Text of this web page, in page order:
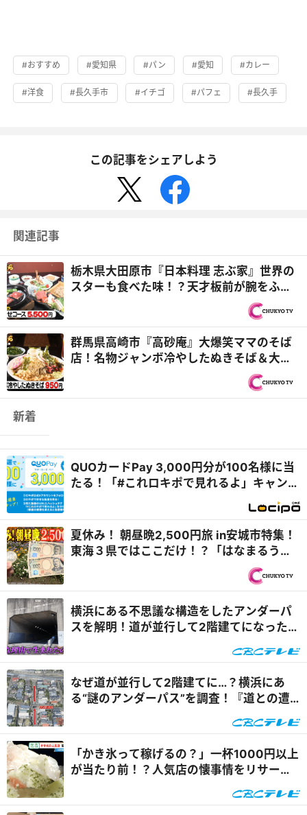
#おすすめ #愛知県 #パン #愛知 #カレー
#洋食 #長久手市 #イチゴ #パフェ #長久手
この記事をシェアしよう
関連記事
栃木県大田原市『日本料理 志ぶ家』世界の
スターも食べた味！？天才板前が腕をふる
群馬県高崎市『高砂庵』大爆笑ママのそば
店！名物ジャンボ冷やしたぬきそば＆大雅D
新着
QUOカードPay 3,000円分が100名様に当
たる！「#これロキポで見れるよ」キャンペ
夏休み！ 朝昼晩2,500円旅 in安城市特集！
東海３県ではここだけ！？「はなまるうど
横浜にある不思議な構造をしたアンダーパ
スを解明！道が並行して2階建てになったワ
なぜ道が並行して2階建てに…？横浜にあ
る“謎のアンダーパス”を調査！『道との遭
「かき氷って稼げるの？」一杯1000円以上
が当たり前！？人気店の懐事情をリサーチ